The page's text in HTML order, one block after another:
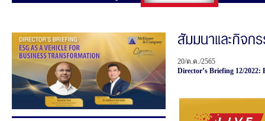
20/ต.ค./2565
Director’s Briefing 12/2022: